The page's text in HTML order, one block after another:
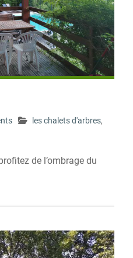
les chalets d'arbres,
de l’ombrage du